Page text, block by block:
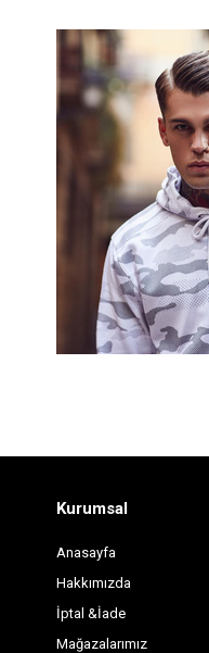
Kurumsal
Anasayfa
Hakkımızda
İptal &İade
Mağazalarımız